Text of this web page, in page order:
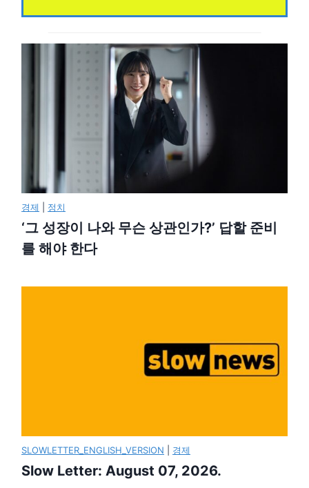
경제 정치
‘그 성장이 나와 무슨 상관인가?’ 답할 준비
를 해야 한다
SLOWLETTER_ENGLISH_VERSION 경제
Slow Letter: August 07, 2026.